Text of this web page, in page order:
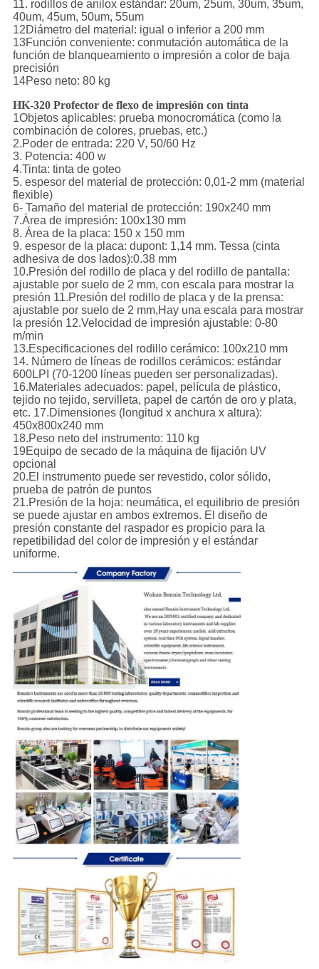
11. rodillos de anilox estándar: 20um, 25um, 30um, 35um,
40um, 45um, 50um, 55um
12Diámetro del material: igual o inferior a 200 mm
13Función conveniente: conmutación automática de la
función de blanqueamiento o impresión a color de baja
precisión
14Peso neto: 80 kg
HK-320 Profector de flexo de impresión con tinta
1Objetos aplicables: prueba monocromática (como la
combinación de colores, pruebas, etc.)
2.Poder de entrada: 220 V, 50/60 Hz
3. Potencia: 400 w
4.Tinta: tinta de goteo
5. espesor del material de protección: 0,01-2 mm (material
flexible)
6- Tamaño del material de protección: 190x240 mm
7.Área de impresión: 100x130 mm
8. Área de la placa: 150 x 150 mm
9. espesor de la placa: dupont: 1,14 mm. Tessa (cinta
adhesiva de dos lados):0.38 mm
10.Presión del rodillo de placa y del rodillo de pantalla:
ajustable por suelo de 2 mm, con escala para mostrar la
presión 11.Presión del rodillo de placa y de la prensa:
ajustable por suelo de 2 mm,Hay una escala para mostrar
la presión 12.Velocidad de impresión ajustable: 0-80
m/min
13.Especificaciones del rodillo cerámico: 100x210 mm
14. Número de líneas de rodillos cerámicos: estándar
600LPI (70-1200 líneas pueden ser personalizadas).
16.Materiales adecuados: papel, película de plástico,
tejido no tejido, servilleta, papel de cartón de oro y plata,
etc. 17.Dimensiones (longitud x anchura x altura):
450x800x240 mm
18.Peso neto del instrumento: 110 kg
19Equipo de secado de la máquina de fijación UV
opcional
20.El instrumento puede ser revestido, color sólido,
prueba de patrón de puntos
21.Presión de la hoja: neumática, el equilibrio de presión
se puede ajustar en ambos extremos. El diseño de
presión constante del raspador es propicio para la
repetibilidad del color de impresión y el estándar
uniforme.